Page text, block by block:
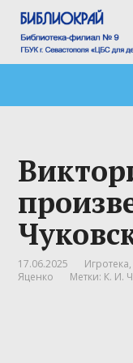
17.06.2025 Игротека,
Яценко
Метки: К. И.